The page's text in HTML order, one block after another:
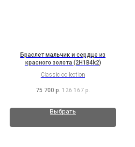
Браслет мальчик и сердце из
красного золота (2H1B4k2)
Classic collection
75 700 р. 126 167 р.
Выбрать